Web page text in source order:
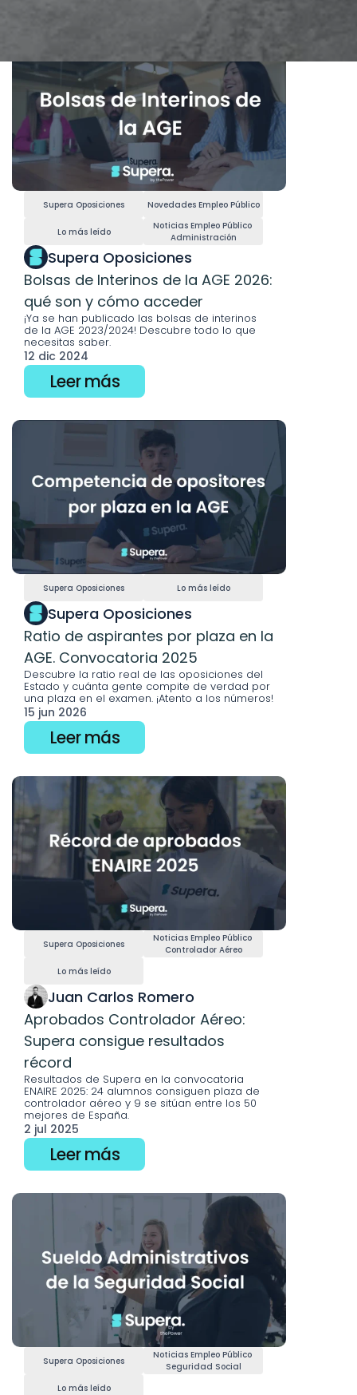
Supera Oposiciones Novedades Empleo Público
Lo más leído
Noticias Empleo Público
Administración
Supera Oposiciones
Bolsas de Interinos de la AGE 2026:
qué son y cómo acceder
¡Ya se han publicado las bolsas de interinos
de la AGE 2023/2024! Descubre todo lo que
necesitas saber.
12 dic 2024
Leer más
Supera Oposiciones Lo más leído
Supera Oposiciones
Ratio de aspirantes por plaza en la
AGE. Convocatoria 2025
Descubre la ratio real de las oposiciones del
Estado y cuánta gente compite de verdad por
una plaza en el examen. ¡Atento a los números!
15 jun 2026
Leer más
Supera Oposiciones
Noticias Empleo Público
Controlador Aéreo
Lo más leído
Juan Carlos Romero
Aprobados Controlador Aéreo:
Supera consigue resultados
récord
Resultados de Supera en la convocatoria
ENAIRE 2025: 24 alumnos consiguen plaza de
controlador aéreo y 9 se sitúan entre los 50
mejores de España.
2 jul 2025
Leer más
Supera Oposiciones
Noticias Empleo Público
Seguridad Social
Lo más leído